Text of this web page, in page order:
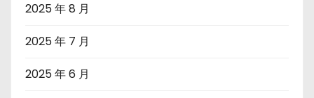
2025 年 8 月
2025 年 7 月
2025 年 6 月